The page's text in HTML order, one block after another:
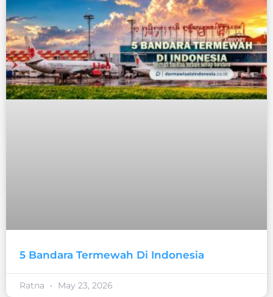
5 Bandara Termewah Di Indonesia
Ratna May 23, 2026